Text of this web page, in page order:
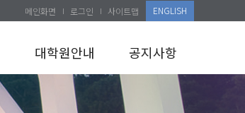
메인화면 로그인 사이트맵 ENGLISH
대학원안내 공지사항